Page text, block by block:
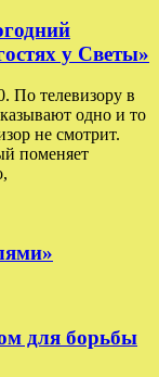
у Светы»
По телевизору в
одно и то
не смотрит.
поменяет
для борьбы